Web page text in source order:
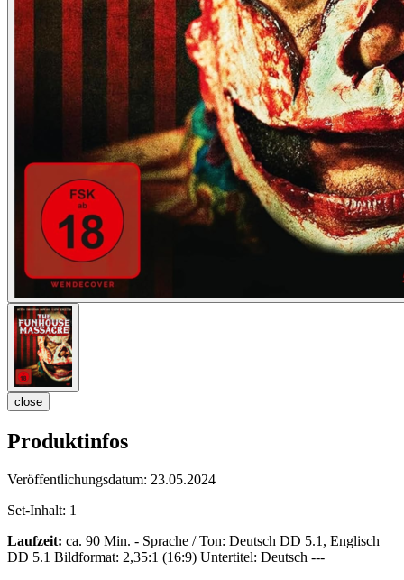
close
Produktinfos
Veröffentlichungsdatum: 23.05.2024
Set-Inhalt: 1
Laufzeit: ca. 90 Min. - Sprache / Ton: Deutsch DD 5.1, Englisch
DD 5.1 Bildformat: 2,35:1 (16:9) Untertitel: Deutsch ---